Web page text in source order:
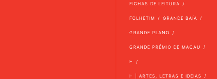
FICHAS DE LEITURA
FOLHETIM GRANDE BAÍA
GRANDE PLANO
GRANDE PRÉMIO DE MACAU
H
H | ARTES, LETRAS E IDEIAS